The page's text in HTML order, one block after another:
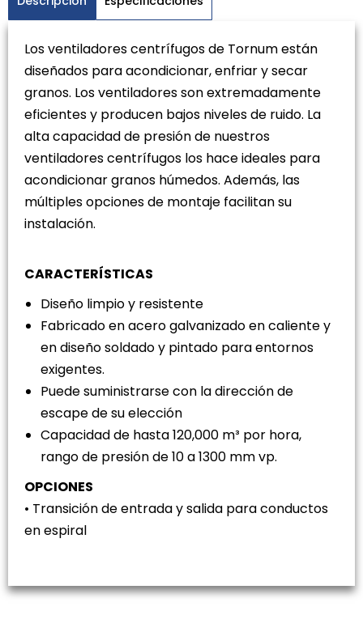
Los ventiladores centrífugos de Tornum están
diseñados para acondicionar, enfriar y secar
granos. Los ventiladores son extremadamente
eficientes y producen bajos niveles de ruido. La
alta capacidad de presión de nuestros
ventiladores centrífugos los hace ideales para
acondicionar granos húmedos. Además, las
múltiples opciones de montaje facilitan su
instalación.
CARACTERÍSTICAS
Diseño limpio y resistente
Fabricado en acero galvanizado en caliente y
en diseño soldado y pintado para entornos
exigentes.
Puede suministrarse con la dirección de
escape de su elección
Capacidad de hasta 120,000 m³ por hora,
rango de presión de 10 a 1300 mm vp.
OPCIONES
• Transición de entrada y salida para conductos
en espiral